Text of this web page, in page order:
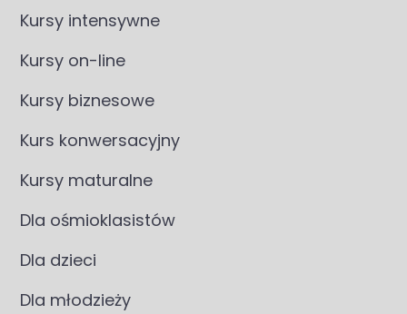
Kursy intensywne
Kursy on-line
Kursy biznesowe
Kurs konwersacyjny
Kursy maturalne
Dla ośmioklasistów
Dla dzieci
Dla młodzieży